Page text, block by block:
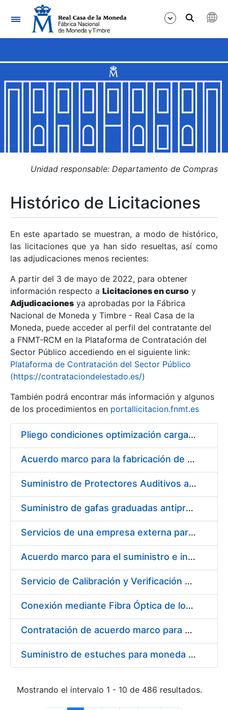
Navegación
Mostrar/Ocultar
Mostrar/Ocultar
Mostrar/Ocultar
Mostrar/Ocultar
Mostrar/Ocultar
Mostrar/Ocultar
Unidad responsable: Departamento de Compras
Histórico de Licitaciones
En este apartado se muestran, a modo de histórico,
las licitaciones que ya han sido resueltas, así como
las adjudicaciones menos recientes:
A partir del 3 de mayo de 2022, para obtener
información respecto a Licitaciones en curso y
Adjudicaciones ya aprobadas por la Fábrica
Nacional de Moneda y Timbre - Real Casa de la
Moneda, puede acceder al perfil del contratante del
a FNMT-RCM en la Plataforma de Contratación del
Sector Público accediendo en el siguiente link:
Plataforma de Contratación del Sector Público
(https://contrataciondelestado.es/)
También podrá encontrar más información y algunos
de los procedimientos en portallicitacion.fnmt.es
Pliego condiciones optimización cargas compras firmado
Acuerdo marco para la fabricación de piezas
Suministro de Protectores Auditivos a medida para las personas trabajadoras de los Centros de Trabajo de Madrid y Burgos
Suministro de gafas graduadas antiproyecciones para los trabajadores de la FNMT-RCM en los centros de trabajo de Madrid y Burgos
Servicios de una empresa externa para el asesoramiento y resolución de los recursos de alzada que se presentan relacionados con procesos de selección para la FNMT-RCM
Acuerdo marco para el suministro e instalación de persianas, estores y otros complementos
Servicio de Calibración y Verificación Externa de los Equipos de Medición del Servicio de Prevención de la FNMT-RCM
Conexión mediante Fibra Óptica de los Centros de Proceso de Datos (CPDs) de las sedes de la FNMT-RCM de Burgos y Madrid
Contratación de acuerdo marco para el Suministro de Material de Electricidad para la Fábrica Nacional de Moneda y Timbre-Real Casa de la Moneda en su centro de trabajo de Burgos
Suministro de estuches para moneda de 30 €
Mostrando el intervalo 1 - 10 de 486 resultados.